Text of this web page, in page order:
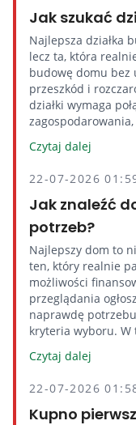
Jak szukać
Najlepsza działka
lecz ta, która
budowę domu bez
przeszkód i
działki wymaga
Czytaj dalej
22-07-2026
Jak znaleźć
potrzeb?
Najlepszy dom to
ten, który realnie
możliwości
przeglądania
naprawdę
kryteria wyboru. W
Czytaj dalej
22-07-2026
Kupno